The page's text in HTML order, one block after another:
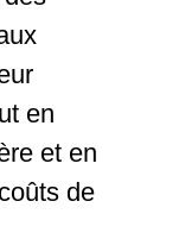
en
et en
de